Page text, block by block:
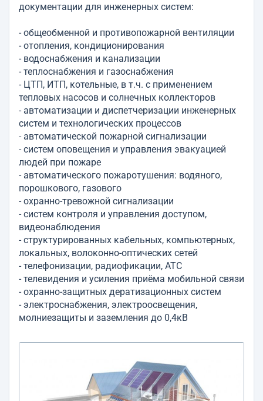
документации для инженерных систем:
- общеобменной и противопожарной вентиляции
- отопления, кондиционирования
- водоснабжения и канализации
- теплоснабжения и газоснабжения
- ЦТП, ИТП, котельные, в т.ч. с применением
тепловых насосов и солнечных коллекторов
- автоматизации и диспетчеризации инженерных
систем и технологических процессов
- автоматической пожарной сигнализации
- систем оповещения и управления эвакуацией
людей при пожаре
- автоматического пожаротушения: водяного,
порошкового, газового
- охранно-тревожной сигнализации
- систем контроля и управления доступом,
видеонаблюдения
- структурированных кабельных, компьютерных,
локальных, волоконно-оптических сетей
- телефонизации, радиофикации, АТС
- телевидения и усиления приёма мобильной связи
- охранно-защитных дератизационных систем
- электроснабжения, электроосвещения,
молниезащиты и заземления до 0,4кВ